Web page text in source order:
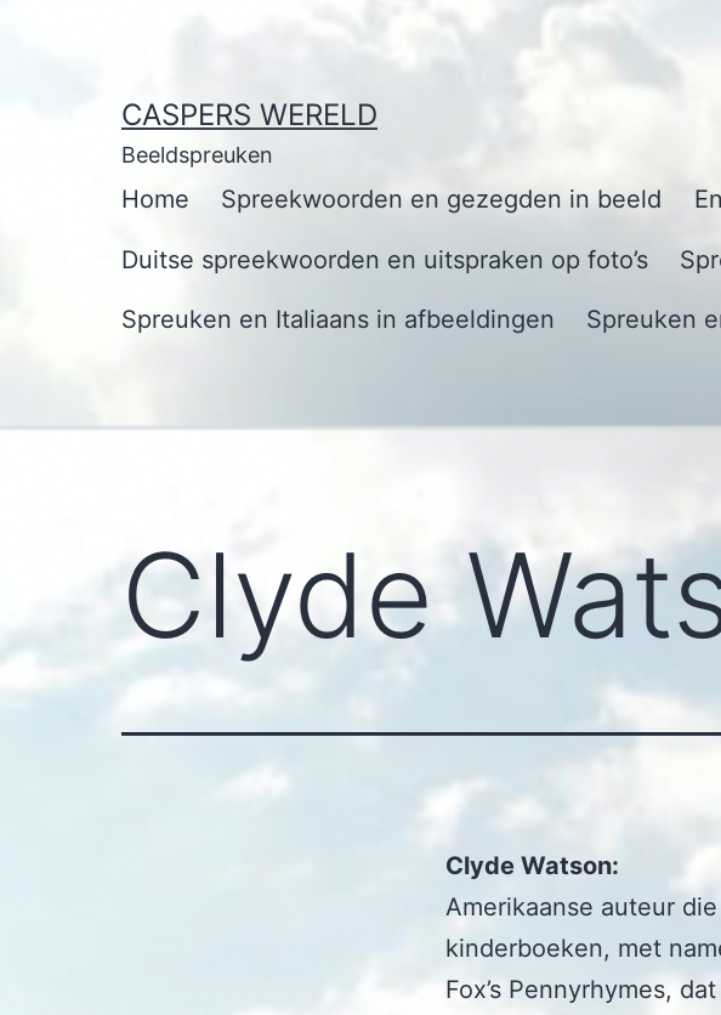
CASPERS WERELD
Beeldspreuken
Home Spreekwoorden en gezegden in beeld
Duitse spreekwoorden en uitspraken op foto’s
Spreuken en Italiaans in afbeeldingen Spreuken
Clyde
Clyde Watson:
Amerikaanse auteur
kinderboeken, met
Fox’s Pennyrhymes,